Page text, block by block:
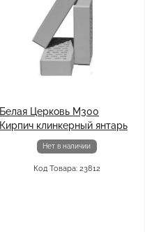
Белая Церковь М300
Кирпич клинкерный янтарь
Нет в наличии
Код Товара: 23812